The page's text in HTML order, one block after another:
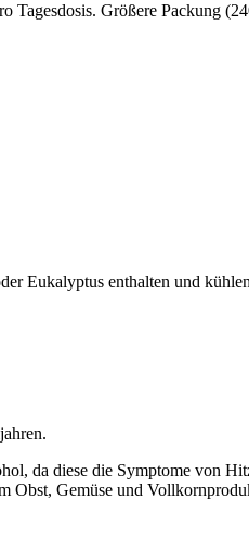
Tagesdosis. Größere Packung
Eukalyptus enthalten und
da diese die Symptome von
Obst, Gemüse und